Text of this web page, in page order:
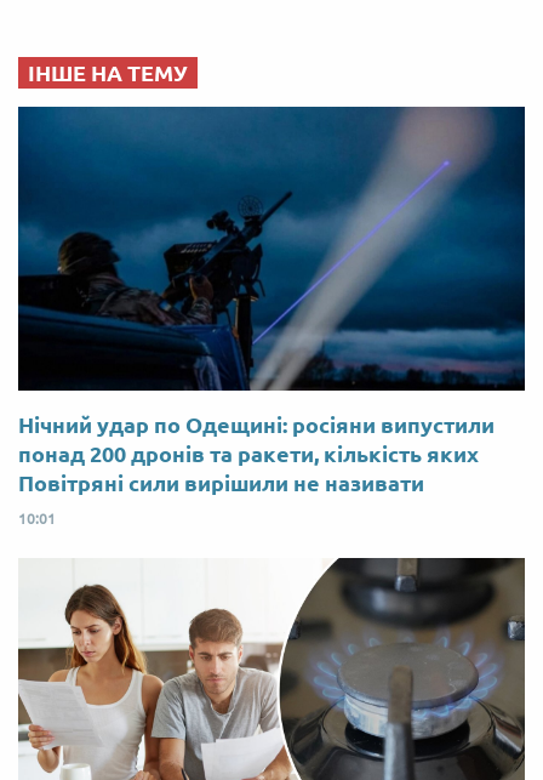
ІНШЕ НА ТЕМУ
Нічний удар по Одещині: росіяни випустили
понад 200 дронів та ракети, кількість яких
Повітряні сили вирішили не називати
10:01